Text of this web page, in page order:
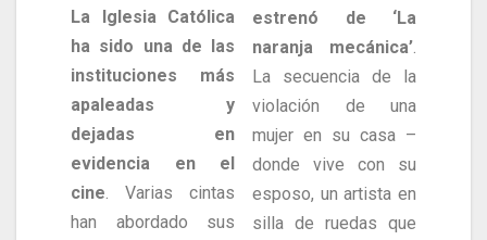
La Iglesia Católica
ha sido una de las
instituciones más
apaleadas y
dejadas en
evidencia en el
cine. Varias cintas
han abordado sus
estrenó de ‘La
naranja mecánica’.
La secuencia de la
violación de una
mujer en su casa –
donde vive con su
esposo, un artista en
silla de ruedas que